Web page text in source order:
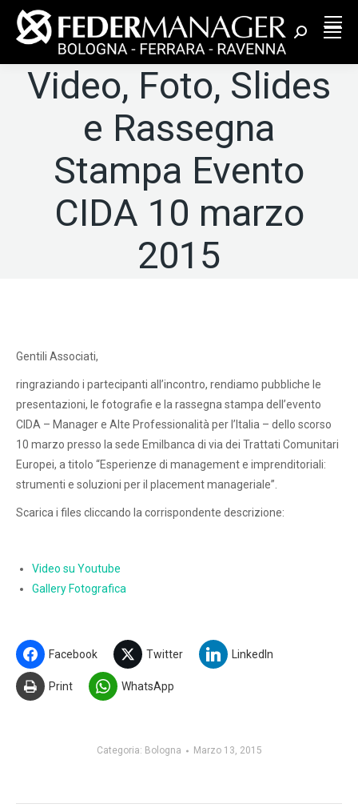
Cerca:
Video, Foto, Slides
e Rassegna
Stampa Evento
CIDA 10 marzo
2015
Gentili Associati,
ringraziando i partecipanti all’incontro, rendiamo pubbliche le
presentazioni, le fotografie e la rassegna stampa dell’evento
CIDA – Manager e Alte Professionalità per l’Italia – dello scorso
10 marzo presso la sede Emilbanca di via dei Trattati Comunitari
Europei, a titolo “Esperienze di management e imprenditoriali:
strumenti e soluzioni per il placement manageriale”.
Scarica i files cliccando la corrispondente descrizione:
Video su Youtube
Gallery Fotografica
Facebook Twitter LinkedIn
Print WhatsApp
Categoria: Bologna Marzo 13, 2015